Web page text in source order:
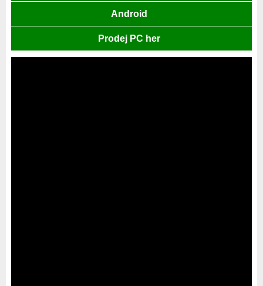
Android
Prodej PC her